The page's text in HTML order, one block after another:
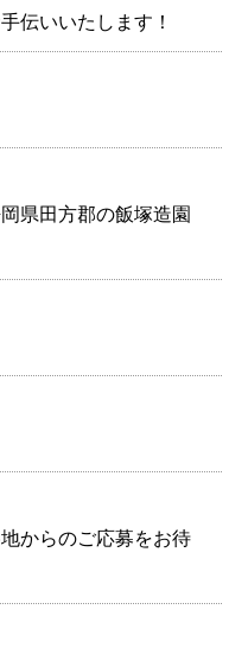
伝いいたします！
県田方郡の飯塚造園
からのご応募をお待